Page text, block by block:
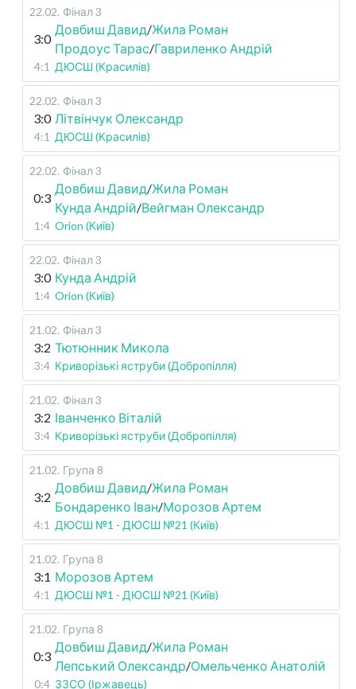
22.02. Фінал 3
3:0
Довбиш Давид/Жила Роман
Продоус Тарас/Гавриленко Андрій
4:1 ДЮСШ (Красилів)
22.02. Фінал 3
3:0 Літвінчук Олександр
4:1 ДЮСШ (Красилів)
22.02. Фінал 3
0:3
Довбиш Давид/Жила Роман
Кунда Андрій/Вейгман Олександр
1:4 Orion (Київ)
22.02. Фінал 3
3:0 Кунда Андрій
1:4 Orion (Київ)
21.02. Фінал 3
3:2 Тютюнник Микола
3:4 Криворізькі яструби (Добропілля)
21.02. Фінал 3
3:2 Іванченко Віталій
3:4 Криворізькі яструби (Добропілля)
21.02. Група 8
3:2
Довбиш Давид/Жила Роман
Бондаренко Іван/Морозов Артем
4:1 ДЮСШ №1 - ДЮСШ №21 (Київ)
21.02. Група 8
3:1 Морозов Артем
4:1 ДЮСШ №1 - ДЮСШ №21 (Київ)
21.02. Група 8
0:3
Довбиш Давид/Жила Роман
Лепський Олександр/Омельченко Анатолій
0:4 ЗЗСО (Іржавець)